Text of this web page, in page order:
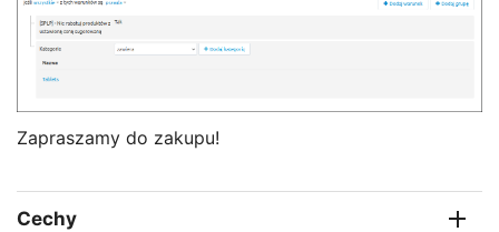
Zapraszamy do zakupu!
Cechy